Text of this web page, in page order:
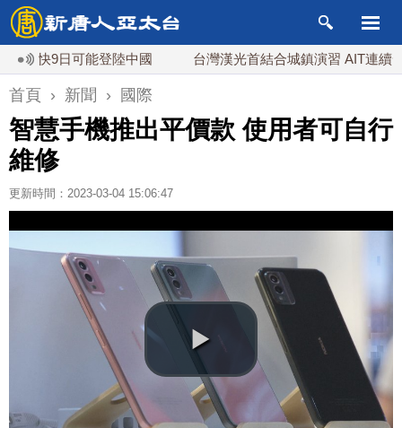
9日可能登陸中國 台灣漢光首結合城鎮演習 AIT連續發文
首頁 › 新聞 › 國際
智慧手機推出平價款 使用者可自行
維修
更新時間：2023-03-04 15:06:47